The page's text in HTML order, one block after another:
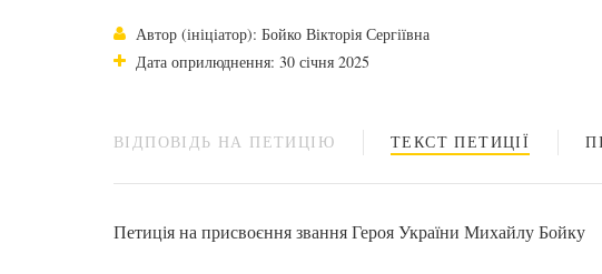
Автор (ініціатор): Бойко Вікторія Сергіївна
Дата оприлюднення: 30 січня 2025
ВІДПОВІДЬ НА ПЕТИЦІЮ ТЕКСТ ПЕТИЦІЇ
Петиція на присвоєння звання Героя України Михайлу Бойку